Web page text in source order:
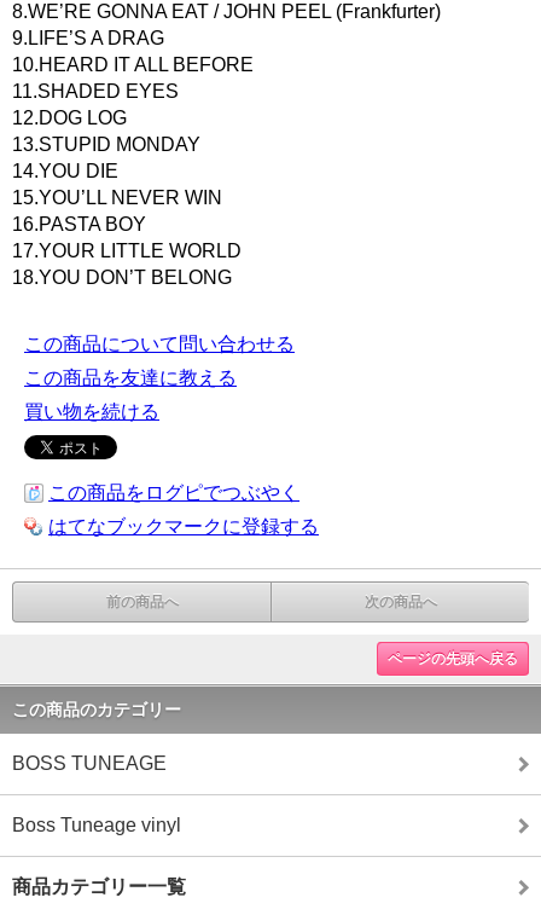
8.WE’RE GONNA EAT / JOHN PEEL (Frankfurter)
9.LIFE’S A DRAG
10.HEARD IT ALL BEFORE
11.SHADED EYES
12.DOG LOG
13.STUPID MONDAY
14.YOU DIE
15.YOU’LL NEVER WIN
16.PASTA BOY
17.YOUR LITTLE WORLD
18.YOU DON’T BELONG
この商品について問い合わせる
この商品を友達に教える
買い物を続ける
この商品をログピでつぶやく
はてなブックマークに登録する
前の商品へ 次の商品へ
ページの先頭へ戻る
この商品のカテゴリー
BOSS TUNEAGE
Boss Tuneage vinyl
商品カテゴリー一覧